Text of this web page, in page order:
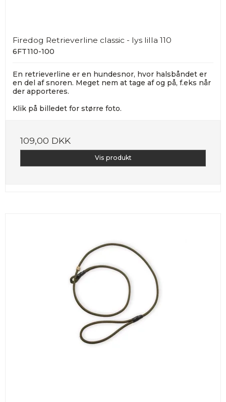
Firedog Retrieverline classic - lys lilla 110
6FT110-100
En retrieverline er en hundesnor, hvor halsbåndet er
en del af snoren. Meget nem at tage af og på, f.eks når
der apporteres.
Klik på billedet for større foto.
109,00 DKK
Vis produkt